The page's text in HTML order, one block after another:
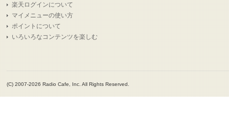
楽天ログインについて
マイメニューの使い方
ポイントについて
いろいろなコンテンツを楽しむ
(C) 2007-2026 Radio Cafe, Inc. All Rights Reserved.